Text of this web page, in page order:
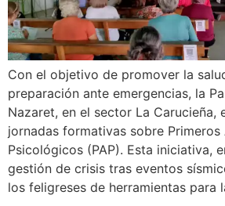
Con el objetivo de promover la
preparación ante emergencias, la
Nazaret, en el sector La Carucieña,
jornadas formativas sobre Primeros
Psicológicos (PAP). Esta iniciativa,
gestión de crisis tras eventos
los feligreses de herramientas para